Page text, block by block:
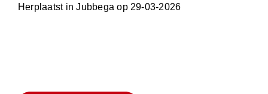
Herplaatst in Jubbega op 29-03-2026